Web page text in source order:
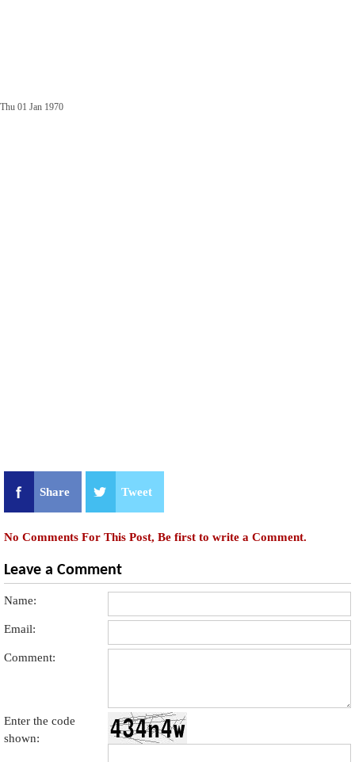
Thu 01 Jan 1970
Share Tweet
No Comments For This Post, Be first to write a Comment.
Leave a Comment
Name:
Email:
Comment:
Enter the code
shown: